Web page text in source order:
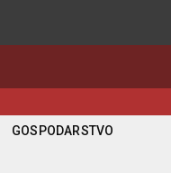
GOSPODARSTVO